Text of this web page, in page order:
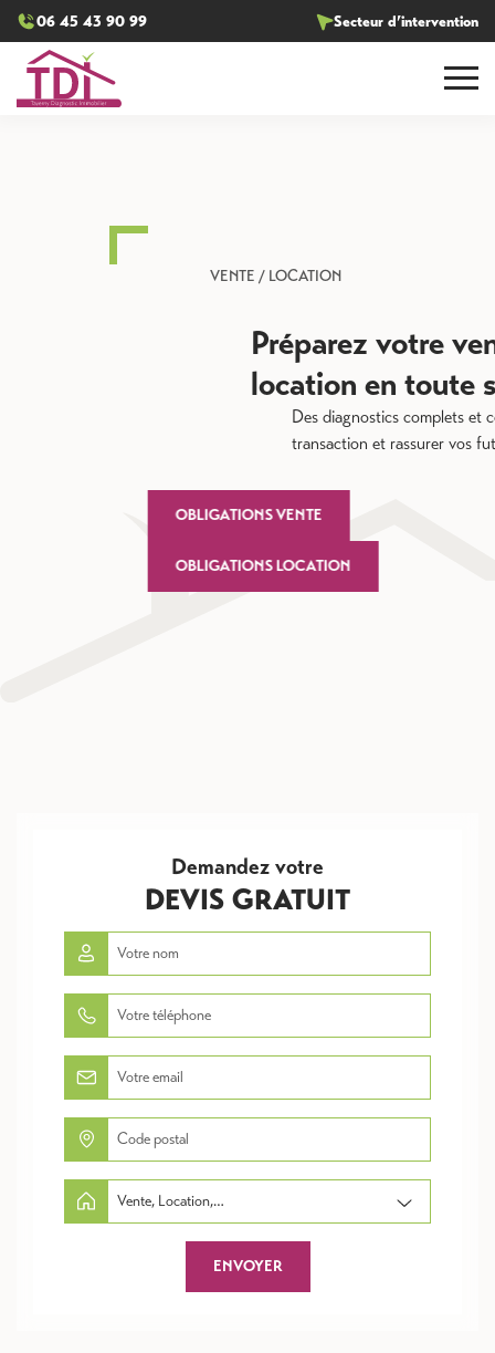
06 45 43 90 99 Secteur d’intervention
Préparez votre vente ou
location en toute sérénité
Des diagnostics complets et conformes pour sécuriser votre
transaction et rassurer vos futurs acquéreurs ou locataires.
OBLIGATIONS VENTE
OBLIGATIONS LOCATION
Demandez votre
DEVIS GRATUIT
Vente, Location,Copropriété, Travaux/Démolition,...
ENVOYER